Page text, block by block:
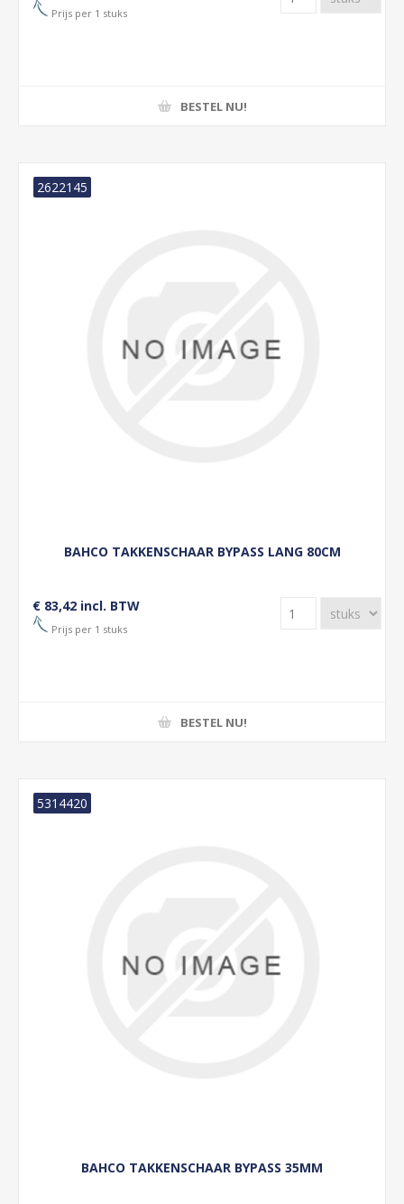
Prijs per 1 stuks
BESTEL NU!
BAHCO TAKKENSCHAAR BYPASS LANG 80CM
2622145
€ 83,42 incl. BTW
Prijs per 1 stuks
BESTEL NU!
BAHCO TAKKENSCHAAR BYPASS 35MM
5314420